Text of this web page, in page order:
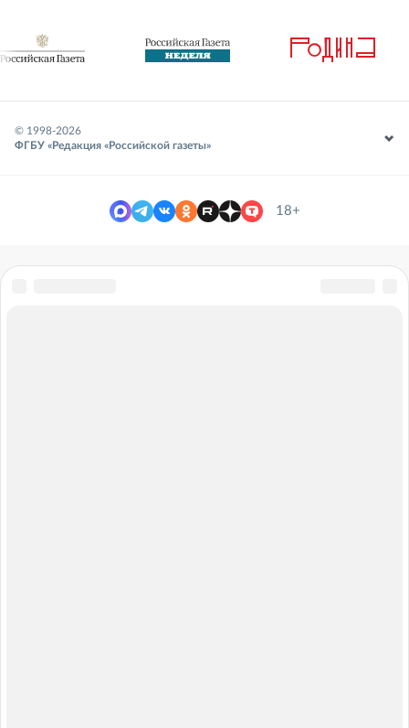
© 1998-2026
ФГБУ «Редакция «Российской газеты»
18+